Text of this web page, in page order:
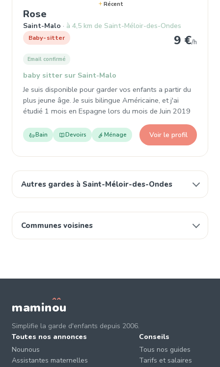
Autres gardes à Saint-Méloir-des-Ondes
Communes voisines
Récent
Rose
Saint-Malo à 4,5 km de Saint-Méloir-des-Ondes
Baby-sitter 9 €/h
Email confirmé
baby sitter sur Saint-Malo
Je suis disponible pour garder vos enfants a partir du
plus jeune âge. Je suis bilingue Américaine, et j'ai
étudié 1 mois en Espagne lors du mois de Juin 2019
Bain Devoirs Ménage Voir le profil
maminou
Simplifie la garde d'enfants depuis 2006.
Toutes nos annonces
Nounous
Assistantes maternelles
Conseils
Tous nos guides
Tarifs et salaires